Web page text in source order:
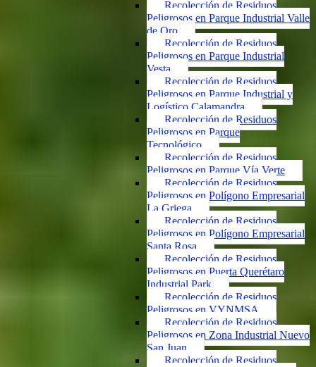
Recolección de Residuos
Peligrosos en Parque Industrial Valle
de Oro
Recolección de Residuos
Peligrosos en Parque Industrial
Vesta
Recolección de Residuos
Peligrosos en Parque Industrial y
Logístico Calamandra
Recolección de Residuos
Peligrosos en Parque
Tecnológico
Recolección de Residuos
Peligrosos en Parque Vía Verte
Recolección de Residuos
Peligrosos en Polígono Empresarial
La Griega
Recolección de Residuos
Peligrosos en Polígono Empresarial
Santa Rosa
Recolección de Residuos
Peligrosos en Puerta Querétaro
Industrial Park
Recolección de Residuos
Peligrosos en VYNMSA
Recolección de Residuos
Peligrosos en Zona Industrial Nuevo
San Juan
Recolección de Residuos